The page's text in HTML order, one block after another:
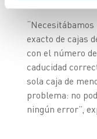
exacto de cajas
con el número
caducidad
sola caja de
problema: no
ningún error”,